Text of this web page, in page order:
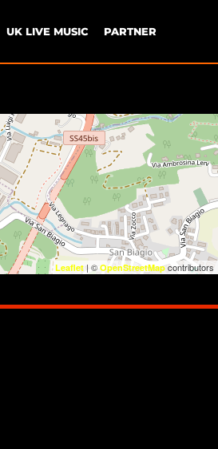
UK LIVE MUSIC PARTNER
Leaflet | © OpenStreetMapcontributors